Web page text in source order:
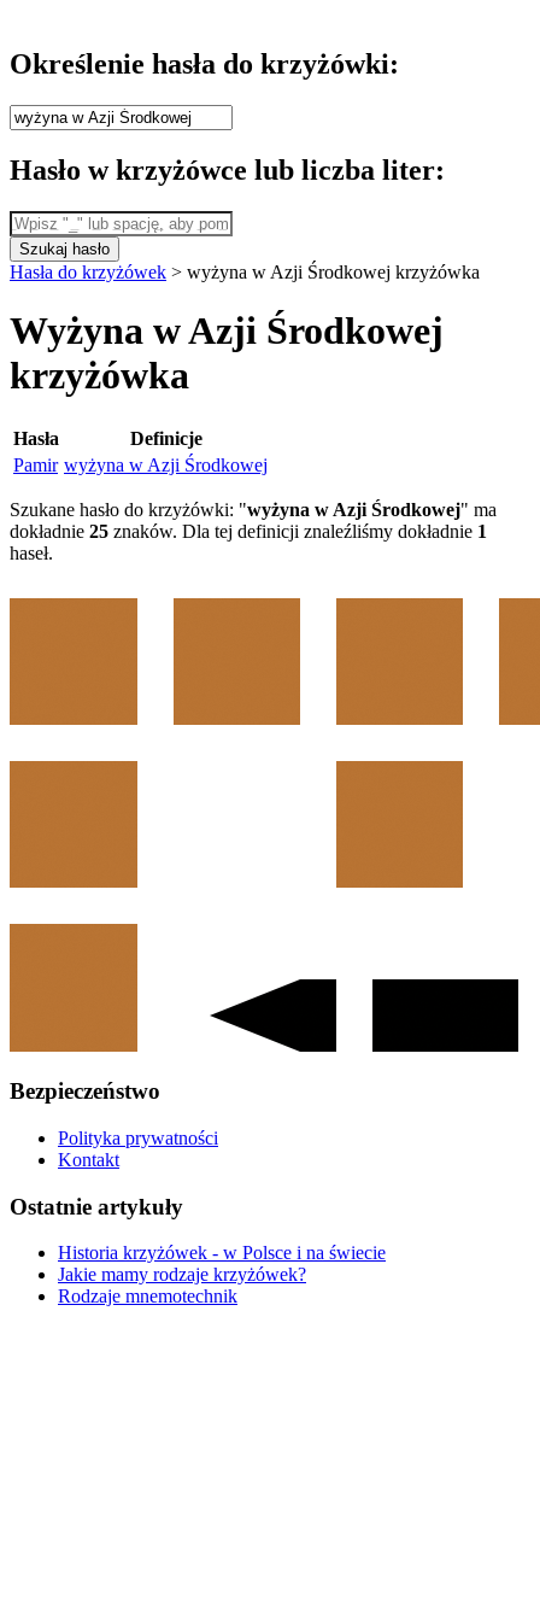
Określenie hasła do krzyżówki:
Hasło w krzyżówce lub liczba liter:
Szukaj hasło
Hasła do krzyżówek > wyżyna w Azji Środkowej krzyżówka
Wyżyna w Azji Środkowej
krzyżówka
Hasła
Definicje
Pamir wyżyna w Azji Środkowej
Szukane hasło do krzyżówki: "wyżyna w Azji Środkowej" ma
dokładnie 25 znaków. Dla tej definicji znaleźliśmy dokładnie 1
haseł.
Bezpieczeństwo
Polityka prywatności
Kontakt
Ostatnie artykuły
Historia krzyżówek - w Polsce i na świecie
Jakie mamy rodzaje krzyżówek?
Rodzaje mnemotechnik